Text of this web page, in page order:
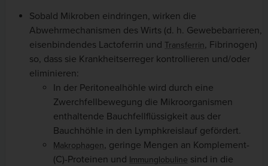
Sobald Mikroben eindringen, wirken die
Abwehrmechanismen des Wirts (d. h. Gewebebarrieren,
eisenbindendes Lactoferrin und Transferrin, Fibrinogen)
so, dass sie Krankheitserreger kontrollieren und/oder
eliminieren:
In der Peritonealhöhle wird durch eine
Zwerchfellbewegung die Mikroorganismen
enthaltende Bauchfellflüssigkeit aus der
Bauchhöhle in den Lymphkreislauf gefördert.
Makrophagen, geringe Mengen an Komplement-
(C)-Proteinen und Immunglobuline sind in die